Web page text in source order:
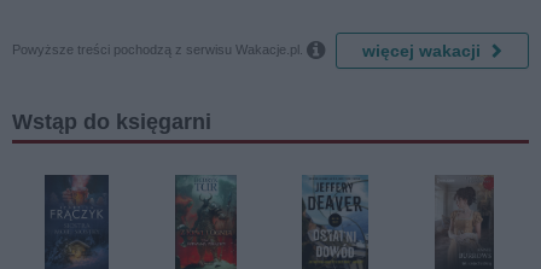
Powyższe treści pochodzą z serwisu Wakacje.pl.  więcej wakacji
Wstąp do księgarni